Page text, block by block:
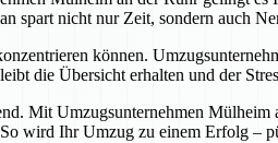
spart nicht nur Zeit, sondern auch
können.
die Übersicht erhalten und der
Mit Umzugsunternehmen
wird Ihr Umzug zu einem Erfolg –